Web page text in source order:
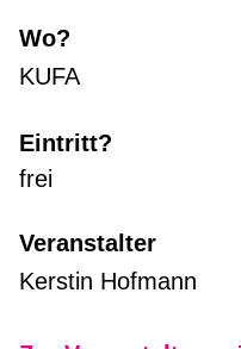
Wo?
KUFA
Eintritt?
frei
Veranstalter
Kerstin Hofmann